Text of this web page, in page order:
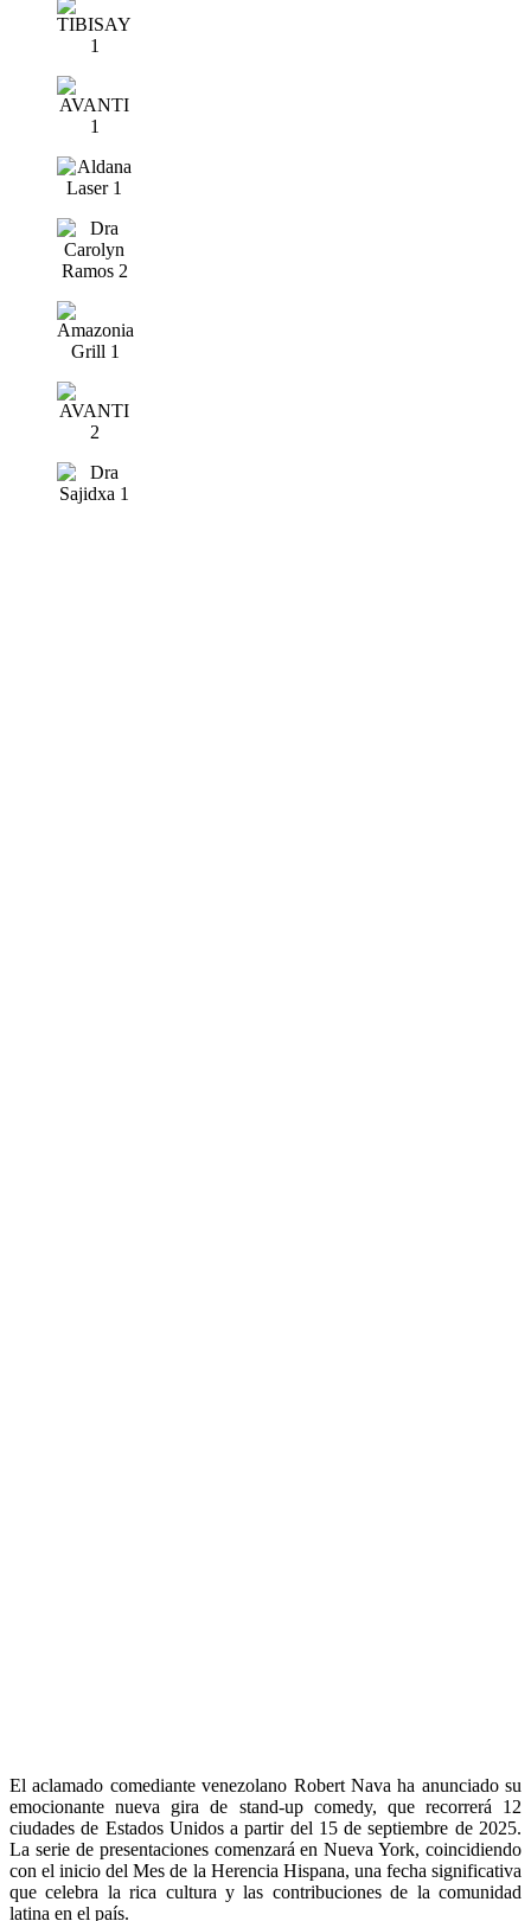
El aclamado comediante venezolano Robert Nava ha anunciado su
emocionante nueva gira de stand-up comedy, que recorrerá 12
ciudades de Estados Unidos a partir del 15 de septiembre de 2025.
La serie de presentaciones comenzará en Nueva York, coincidiendo
con el inicio del Mes de la Herencia Hispana, una fecha significativa
que celebra la rica cultura y las contribuciones de la comunidad
latina en el país.